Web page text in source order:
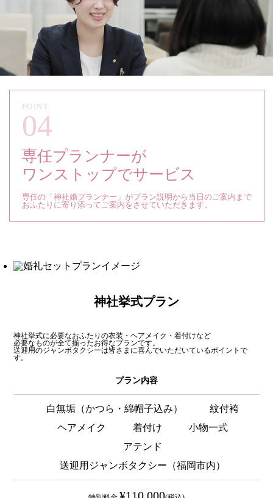
04
専任プランナーが
ワンストップでサービス
専任の「神社婚プランナー」がプラン説明から当日のご案内まで
おふたりに寄り添ってご案内をさせていただきます。
神社挙式プラン
神社挙式に必要なおふたりの衣装・ヘアメイク・着付けなど
必要なものが全て揃ったお得なプランです。
送迎用のジャンボタクシーは皆さまに喜んでいただいているポイントで
す。
プラン内容
白無垢（かつら・綿帽子込み）
紋付袴
ヘアメイク
着付け
小物一式
アテンド
送迎用ジャンボタクシー（福岡市内）